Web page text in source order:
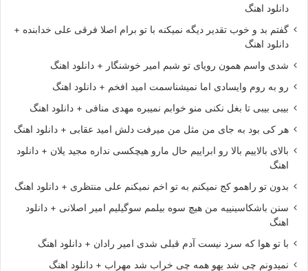
دانلود اهنگ
گفتم بد و خوب تقدیر دیگه نمیکنه با تو برام اصلا فرقی علی خدابنده +
دانلود اهنگ
شدی واسم همون رویای تو شبم امیر خوشنگار + دانلود اهنگ
رو به روم وایسادی اما نمیشناسمت امید افخم + دانلود اهنگ
بیبی بیبی تا بغل نکنی منو خوابم نمیبره مهدی منافی + دانلود اهنگ
هر کی بود به جای من مثل من میرفت دلش امید عقابی + دانلود اهنگ
بالای بالاییم بالا رو ابراییم حال مارو هیچکسی نداره مجید یلان + دانلود
اهنگ
بدون تو راهمو کج نمیکنم به تو اخم نمیکنم علی منتظری + دانلود اهنگ
سنن باشکاسینییه من هیچ سوه بیلمم سوگیلیم امیر اصلانی + دانلود
اهنگ
با تو هوا که سرد نیست آدم قبلی شدی امیر رادان + دانلود اهنگ
نمیدونم چی شد یهو همه چی خراب شد مهراب + دانلود اهنگ